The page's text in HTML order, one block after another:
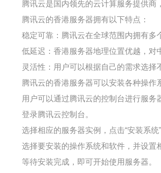
腾讯云是国内领先的云计算服务提供
腾讯云的香港服务器拥有以下特点：
稳定可靠：腾讯云在全球范围内拥有多
低延迟：香港服务器地理位置优越，对
灵活性：用户可以根据自己的需求选择
腾讯云的香港服务器可以安装各种操
用户可以通过腾讯云的控制台进行服务
登录腾讯云控制台。
选择相应的服务器实例，点击“安装系统”
选择要安装的操作系统和软件，并设置
等待安装完成，即可开始使用服务器。